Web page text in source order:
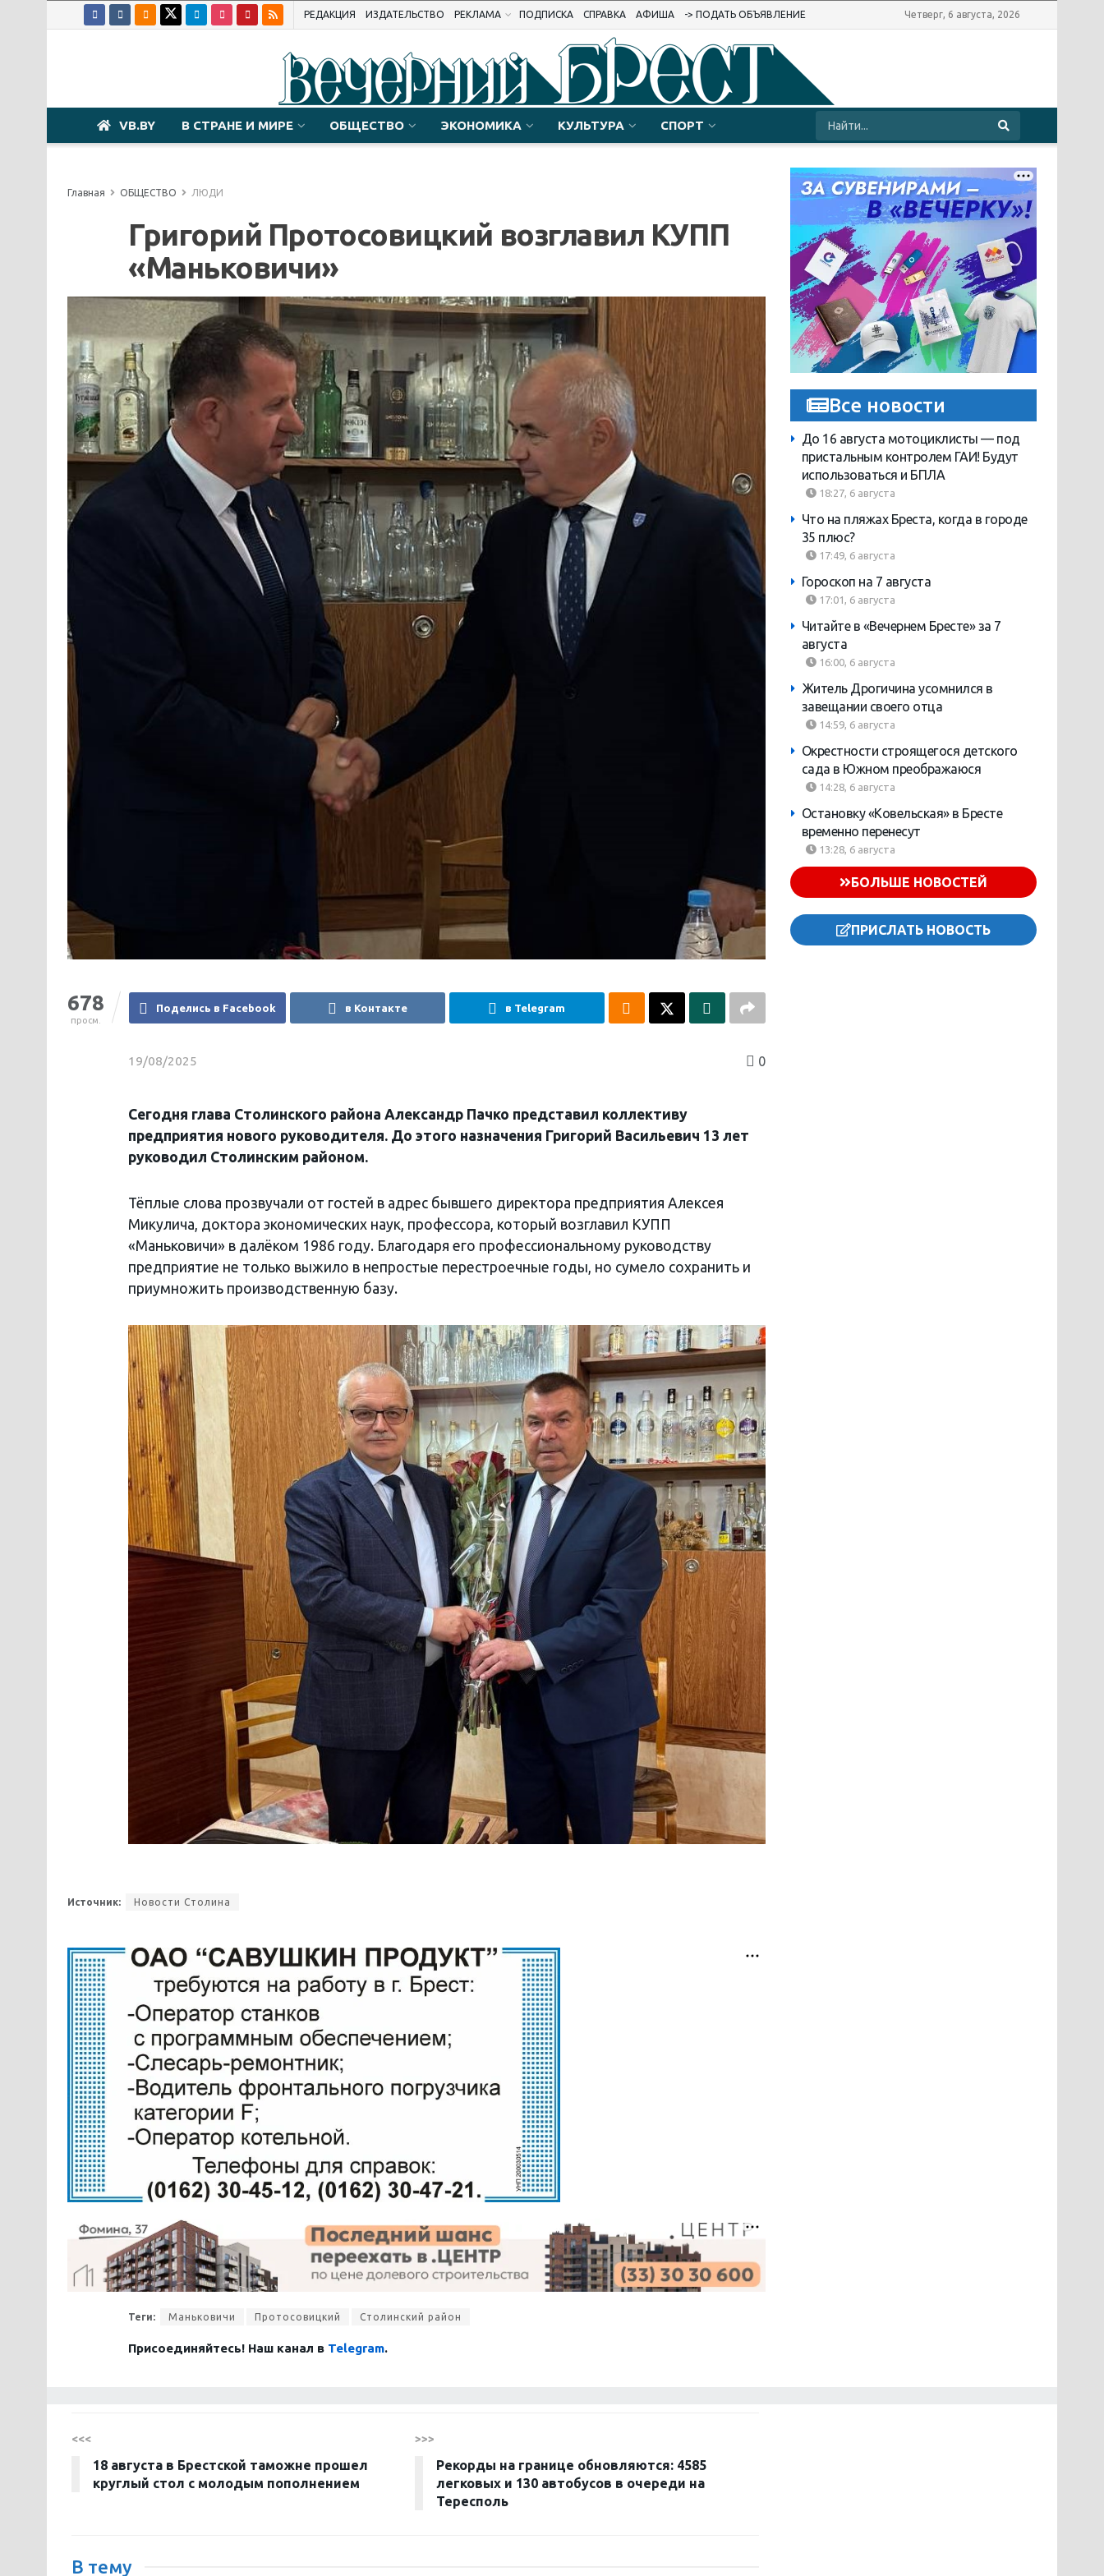
РЕДАКЦИЯ ИЗДАТЕЛЬСТВО РЕКЛАМА ПОДПИСКА СПРАВКА АФИША -> ПОДАТЬ ОБЪЯВЛЕНИЕ Четверг, 6 августа, 2026
VB.BY В СТРАНЕ И МИРЕ ОБЩЕСТВО ЭКОНОМИКА КУЛЬТУРА СПОРТ
Главная ОБЩЕСТВО ЛЮДИ
Григорий Протосовицкий возглавил КУПП
«Маньковичи»
678
просм.
Поделись в Facebook в Контакте в Telegram
19/08/2025 0
Сегодня глава Столинского района Александр Пачко представил коллективу
предприятия нового руководителя. До этого назначения Григорий Васильевич 13 лет
руководил Столинским районом.
Тёплые слова прозвучали от гостей в адрес бывшего директора предприятия Алексея
Микулича, доктора экономических наук, профессора, который возглавил КУПП
«Маньковичи» в далёком 1986 году. Благодаря его профессиональному руководству
предприятие не только выжило в непростые перестроечные годы, но сумело сохранить и
приумножить производственную базу.
Источник: Новости Столина
Теги: Маньковичи Протосовицкий Столинский район
Присоединяйтесь! Наш канал в Telegram.
Все новости
До 16 августа мотоциклисты — под
пристальным контролем ГАИ! Будут
использоваться и БПЛА
18:27, 6 августа
Что на пляжах Бреста, когда в городе
35 плюс?
17:49, 6 августа
Гороскоп на 7 августа
17:01, 6 августа
Читайте в «Вечернем Бресте» за 7
августа
16:00, 6 августа
Житель Дрогичина усомнился в
завещании своего отца
14:59, 6 августа
Окрестности строящегося детского
сада в Южном преображаюся
14:28, 6 августа
Остановку «Ковельская» в Бресте
временно перенесут
13:28, 6 августа
БОЛЬШЕ НОВОСТЕЙ
ПРИСЛАТЬ НОВОСТЬ
<<<
18 августа в Брестской таможне прошел
круглый стол с молодым пополнением
>>>
Рекорды на границе обновляются: 4585
легковых и 130 автобусов в очереди на
Тересполь
В тему